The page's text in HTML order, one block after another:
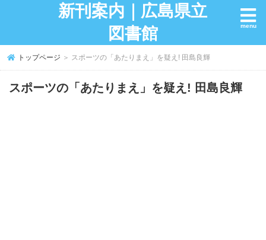
新刊案内｜広島県立
図書館
トップページ ＞ スポーツの「あたりまえ」を疑え! 田島良輝
スポーツの「あたりまえ」を疑え! 田島良輝